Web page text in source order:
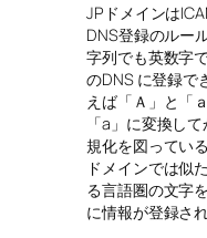
JPドメインは
DNS登録のルー
字列でも英数字
のDNS に登録で
えば「Ａ」と「
「a」に変換し
規化を図ってい
ドメインでは似
る言語圏の文字
に情報が登録さ